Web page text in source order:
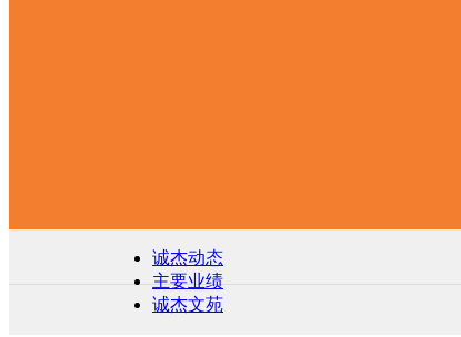
诚杰动态
主要业绩
诚杰文苑